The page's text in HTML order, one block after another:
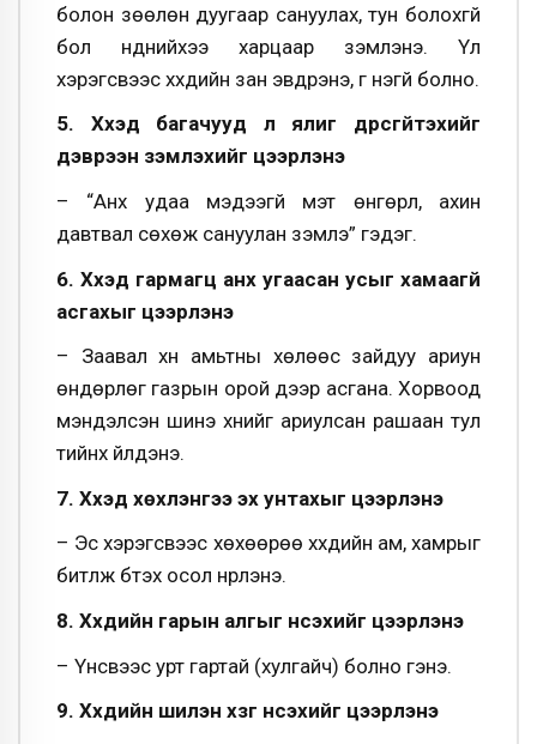
болон зөөлөн дуугаар сануулах, тун болохгүй
бол нүднийхээ харцаар зэмлэнэ. Үл
хэрэгсвээс хүүхдийн зан эвдрэнэ, үг үнэгүй болно.
5. Хүүхэд багачууд үл ялиг дүрсгүйтэхийг
дэврээн зэмлэхийг цээрлэнэ
– “Анх удаа мэдээгүй мэт өнгөрүүл, ахин
давтвал сөхөж сануулан зэмлэ” гэдэг.
6. Хүүхэд гармагц анх угаасан усыг хамаагүй
асгахыг цээрлэнэ
– Заавал хүн амьтны хөлөөс зайдуу ариун
өндөрлөг газрын орой дээр асгана. Хорвоод
мэндэлсэн шинэ хүнийг ариулсан рашаан тул
тийнхүү үйлдэнэ.
7. Хүүхэд хөхүүлэнгээ эх унтахыг цээрлэнэ
– Эс хэрэгсвээс хөхөөрөө хүүхдийн ам, хамрыг
битүүлж бүтэх осол нүүрлэнэ.
8. Хүүхдийн гарын алгыг үнсэхийг цээрлэнэ
– Үнсвээс урт гартай (хулгайч) болно гэнэ.
9. Хүүхдийн шилэн хүзүүг үнсэхийг цээрлэнэ